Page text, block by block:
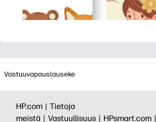
Vastuuvapauslauseke
HP.com | Tietoja
meistä | Vastuullisuus | HPsmart.com |